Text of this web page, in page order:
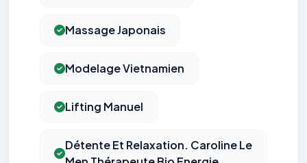
Massage Japonais
Modelage Vietnamien
Lifting Manuel
Détente Et Relaxation. Caroline Le